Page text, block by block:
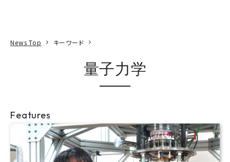
News Top キーワード
量子力学
Features